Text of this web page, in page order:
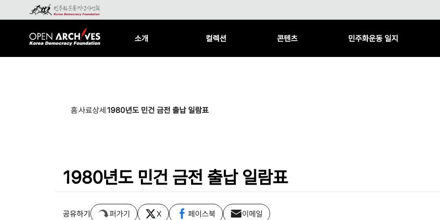
소개 컬렉션 콘텐츠 민주화운동 일지
홈사료상세1980년도 민건 금전 출납 일람표
1980년도 민건 금전 출납 일람표
공유하기 퍼가기 X 페이스북 이메일